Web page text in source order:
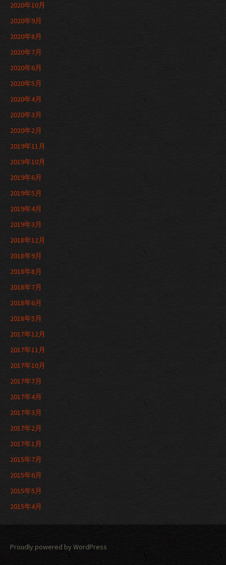
2020年10月
2020年9月
2020年8月
2020年7月
2020年6月
2020年5月
2020年4月
2020年3月
2020年2月
2019年11月
2019年10月
2019年6月
2019年5月
2019年4月
2019年3月
2018年12月
2018年9月
2018年8月
2018年7月
2018年6月
2018年5月
2017年12月
2017年11月
2017年10月
2017年7月
2017年4月
2017年3月
2017年2月
2017年1月
2015年7月
2015年6月
2015年5月
2015年4月
Proudly powered by WordPress